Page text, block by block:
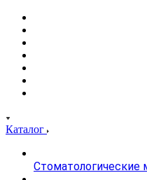
Каталог
Стоматологические